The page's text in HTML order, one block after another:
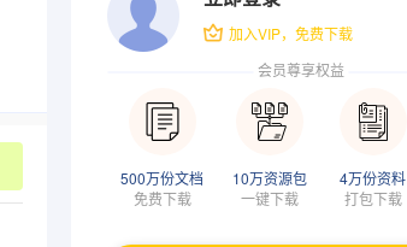
加入VIP，免费下载
会员尊享权益
500万份文档
免费下载
10万资源包
一键下载
4万份资料
打包下载